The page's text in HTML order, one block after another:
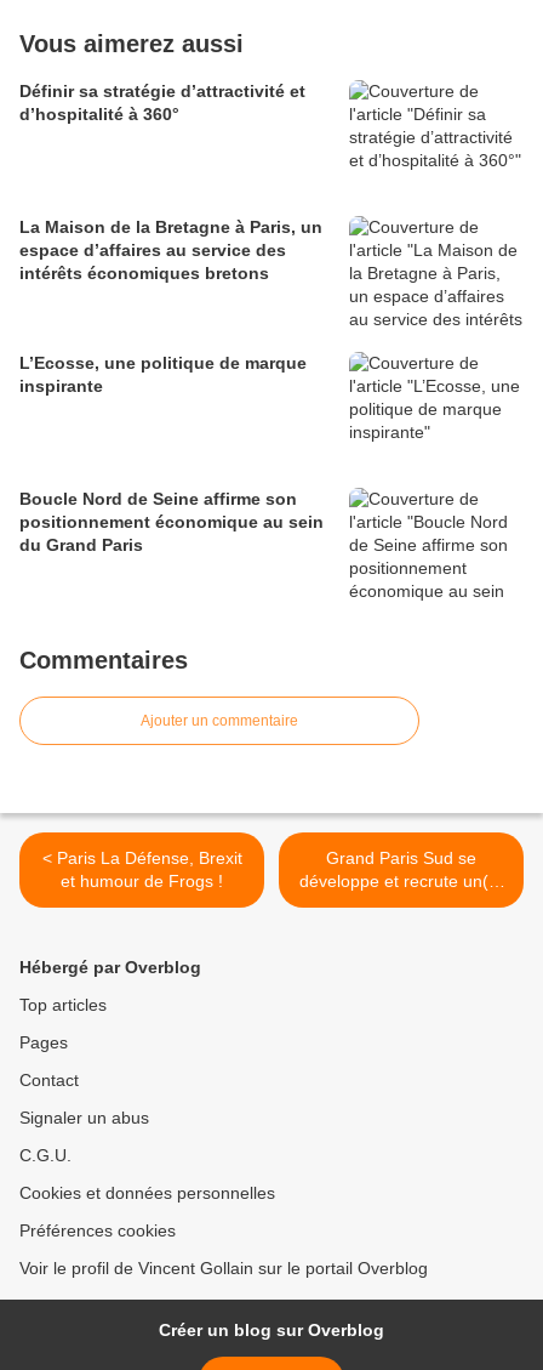
Vous aimerez aussi
Définir sa stratégie d’attractivité et
d’hospitalité à 360°
La Maison de la Bretagne à Paris, un
espace d’affaires au service des
intérêts économiques bretons
L’Ecosse, une politique de marque
inspirante
Boucle Nord de Seine affirme son
positionnement économique au sein
du Grand Paris
Commentaires
Ajouter un commentaire
< Paris La Défense, Brexit
et humour de Frogs !
Grand Paris Sud se
développe et recrute un(e)
spécialiste du marketing
Hébergé par Overblog
Top articles
Pages
Contact
Signaler un abus
C.G.U.
Cookies et données personnelles
Préférences cookies
Voir le profil de Vincent Gollain sur le portail Overblog
Créer un blog sur Overblog